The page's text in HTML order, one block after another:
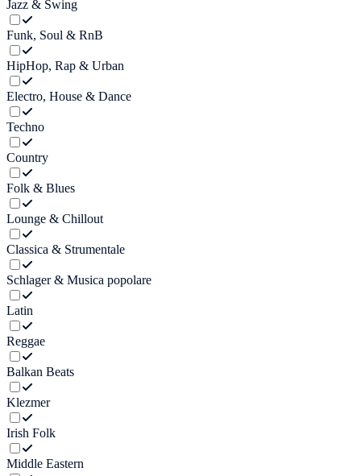
Jazz & Swing
Funk, Soul & RnB
HipHop, Rap & Urban
Electro, House & Dance
Techno
Country
Folk & Blues
Lounge & Chillout
Classica & Strumentale
Schlager & Musica popolare
Latin
Reggae
Balkan Beats
Klezmer
Irish Folk
Middle Eastern